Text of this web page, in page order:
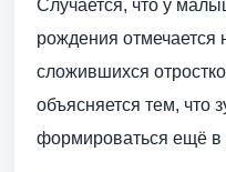
Случается, что у
рождения отмечается
сложившихся
объясняется тем, что
формироваться ещё в